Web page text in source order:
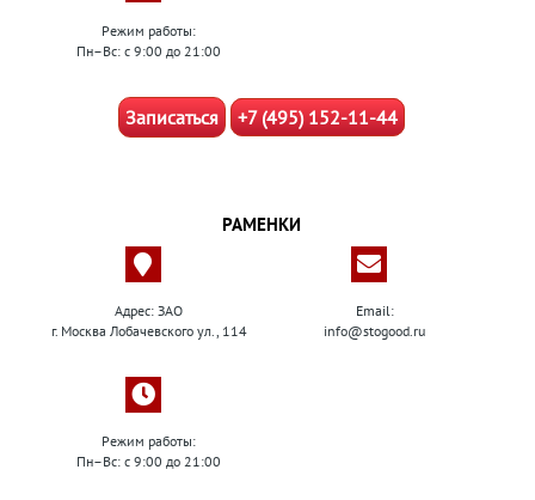
Режим работы:
Пн–Вс: с 9:00 до 21:00
Записаться +7 (495) 152-11-44
РАМЕНКИ
Адрес: ЗАО
г. Москва Лобачевского ул., 114
Email:
info@stogood.ru
Режим работы:
Пн–Вс: с 9:00 до 21:00